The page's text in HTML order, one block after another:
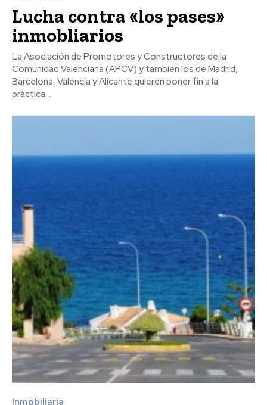
Lucha contra «los pases»
inmobliarios
La Asociación de Promotores y Constructores de la
Comunidad Valenciana (APCV) y también los de Madrid,
Barcelona, Valencia y Alicante quieren poner fin a la
práctica...
Inmobiliaria